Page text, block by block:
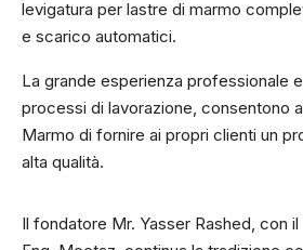
levigatura per lastre di marmo
e scarico automatici.
La grande esperienza professionale
processi di lavorazione, consentono
Marmo di fornire ai propri clienti un
alta qualità.
Il fondatore Mr. Yasser Rashed, con